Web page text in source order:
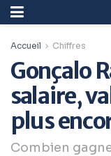
Accueil Chiffres
Gonçalo
salaire,
plus
Combien